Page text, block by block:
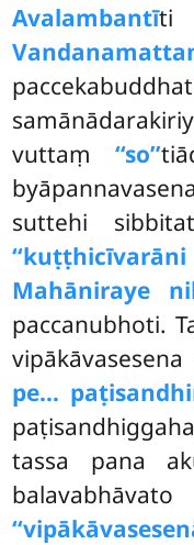
Avalambantī
vuttaṃ‘‘so’’
suttehi
Mahāniraye
paccanubhoti.
pe…
tassa pana